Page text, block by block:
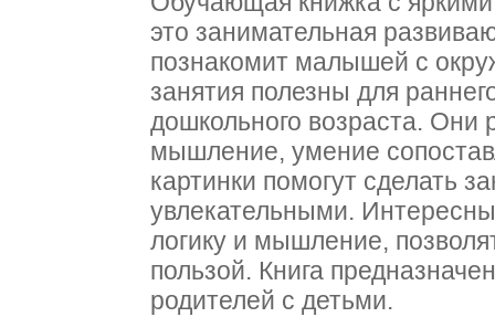
это занимательная
познакомит малышей с
занятия полезны для
дошкольного возраста. Они
мышление, умение
картинки помогут сделать
увлекательными.
логику и мышление,
пользой. Книга
родителей с детьми.